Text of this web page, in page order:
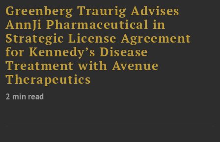
Greenberg Traurig Advises
AnnJi Pharmaceutical in
Strategic License Agreement
for Kennedy’s Disease
Treatment with Avenue
Therapeutics
2 min read